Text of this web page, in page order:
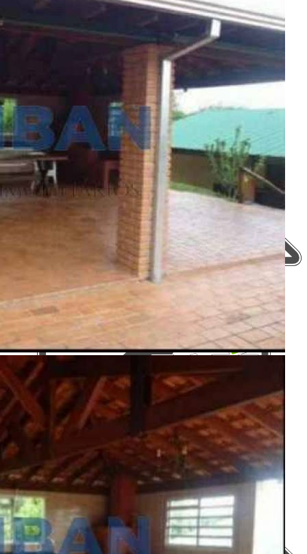
Anuncie seu Imóvel
Cadastre-se | Inclua sua Imobiliária
Como Funciona
Termos de Uso
Mapa do Site
Portais Parceiros